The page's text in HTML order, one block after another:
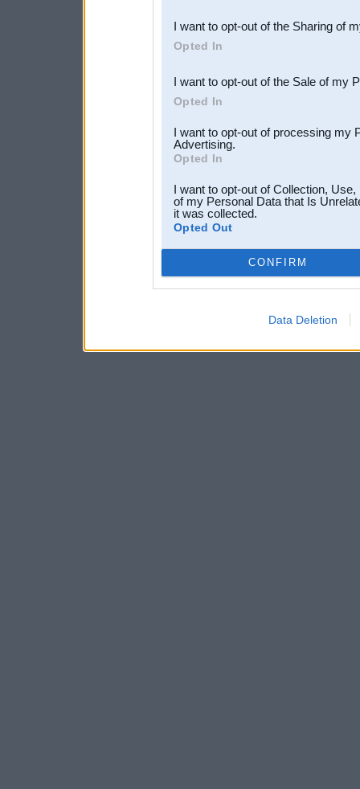
Downstream Participants
third parties.
I want to opt-out of the Sharing of
Opted In
I want to opt-out of the Sale of my
Opted In
I want to opt-out of processing my
Advertising.
Opted In
I want to opt-out of Collection,
of my Personal Data that Is
it was collected.
Opted Out
CONFIRM
Data Deletion